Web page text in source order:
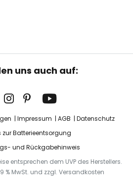
uns auch auf:
Impressum AGB
Datenschutz
zur Batterieentsorgung
und Rückgabehinweis
entsprechen dem UVP des Herstellers.
% MwSt. und zzgl. Versandkosten